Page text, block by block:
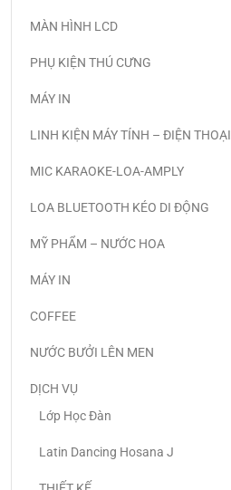
MÀN HÌNH LCD
PHỤ KIỆN THÚ CƯNG
MÁY IN
LINH KIỆN MÁY TÍNH – ĐIỆN THOẠI
MIC KARAOKE-LOA-AMPLY
LOA BLUETOOTH KÉO DI ĐỘNG
MỸ PHẨM – NƯỚC HOA
MÁY IN
COFFEE
NƯỚC BƯỞI LÊN MEN
DỊCH VỤ
Lớp Học Đàn
Latin Dancing Hosana J